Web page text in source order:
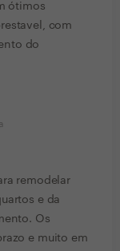
ótimos
com
do
remodelar
e da
Os
e muito em